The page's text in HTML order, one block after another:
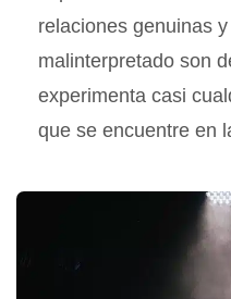
relaciones genuinas
malinterpretado son
experimenta casi
que se encuentre en